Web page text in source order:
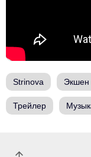
Strinova Экшен
Трейлер